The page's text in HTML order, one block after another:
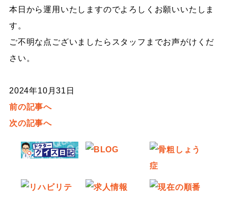
本日から運用いたしますのでよろしくお願いいたしま
す。
ご不明な点ございましたらスタッフまでお声がけくだ
さい。
2024年10月31日
前の記事へ
次の記事へ